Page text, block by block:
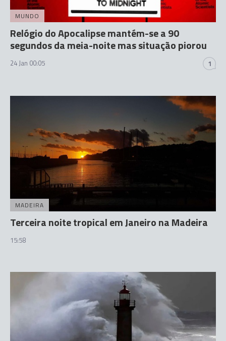
MUNDO
Relógio do Apocalipse mantém-se a 90
segundos da meia-noite mas situação piorou
24 Jan 00:05 1
MADEIRA
Terceira noite tropical em Janeiro na Madeira
15:58